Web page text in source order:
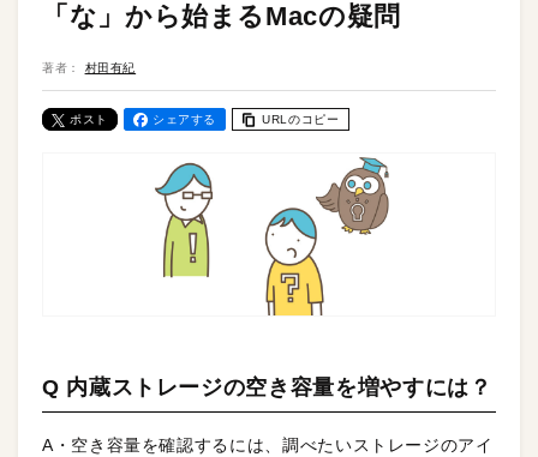
「な」から始まるMacの疑問
著者： 村田有紀
ポスト シェアする URLのコピー
Q 内蔵ストレージの空き容量を増やすには？
A・空き容量を確認するには、調べたいストレージのアイ